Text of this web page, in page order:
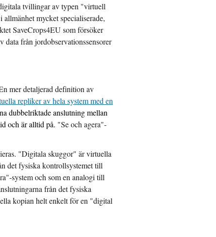
tvillingar av typen "virtuell
mycket specialiserade,
SaveCrops4EU som försöker
data från jordobservationssensorer
mer detaljerad definition av
repliker av hela system med en
dubbelriktade anslutning mellan
och är alltid på. "Se och agera"-
"Digitala skuggor" är virtuella
det fysiska kontrollsystemet till
system och som en analogi till
från det fysiska
kopian helt enkelt för en "digital